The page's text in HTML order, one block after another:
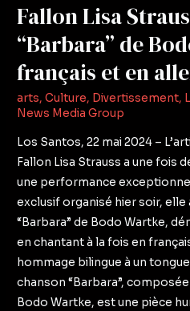
Fallon Lisa
“Barbara” de
français et en
arts,Culture, Divertissement,
News Media Group
Los Santos, 22 mai 2024 –
Fallon Lisa Strauss a une fois
une performance
exclusif organisé hier soir,
“Barbara” de Bodo Wartke,
en chantant à la fois en
hommage bilingue à un
chanson “Barbara”,
Bodo Wartke, est une pièce
allemand